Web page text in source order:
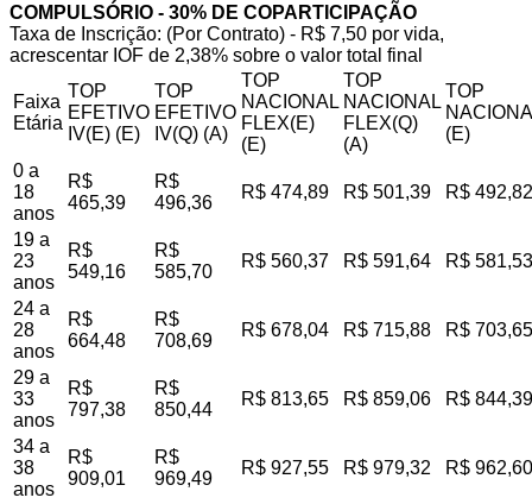
COMPULSÓRIO - 30% DE COPARTICIPAÇÃO
Taxa de Inscrição: (Por Contrato) - R$ 7,50 por vida,
acrescentar IOF de 2,38% sobre o valor total final
Faixa
Etária
TOP
EFETIVO
IV(E) (E)
TOP
EFETIVO
IV(Q) (A)
TOP
NACIONAL
FLEX(E)
(E)
TOP
NACIONAL
FLEX(Q)
(A)
TOP
(E)
0 a
18
anos
R$
465,39
R$
496,36
R$ 474,89 R$ 501,39 R$ 492,82
19 a
23
anos
R$
549,16
R$
585,70
R$ 560,37 R$ 591,64 R$ 581,53
24 a
28
anos
R$
664,48
R$
708,69
R$ 678,04 R$ 715,88 R$ 703,65
29 a
33
anos
R$
797,38
R$
850,44
R$ 813,65 R$ 859,06 R$ 844,39
34 a
38
anos
R$
909,01
R$
969,49
R$ 927,55 R$ 979,32 R$ 962,60